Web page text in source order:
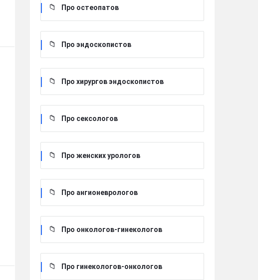
Про остеопатов
Про эндоскопистов
Про хирургов эндоскопистов
Про сексологов
Про женских урологов
Про ангионеврологов
Про онкологов-гинекологов
Про гинекологов-онкологов